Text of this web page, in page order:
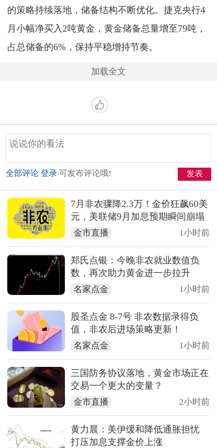
的策略持续落地，储备结构不断优化。捷克央行4
月小幅净买入2吨黄金，黄金储备总量增至79吨，
占总储备的6%，保持平稳增持节奏。
加载全文
全部评论 登录 可发布评论哦! 发表
7月非农骤降2.3万！金价狂飙60美
元，美联储9月加息预期瞬间崩塌
金市直播 1小时前
郑氏点银：今晚非农就业数值负
数，再次助力黄金进一步拉升
名家点金 1小时前
股圣点金 8-7号 非农数据录得负
值，非农后进场策略更新！
名家点金 1小时前
三国防务协议落地，黄金市场正在
交易一个更大的变量？
金市直播 2小时前
黄力晨：美伊缓和降低通胀担忧
打压加息支撑金价上涨